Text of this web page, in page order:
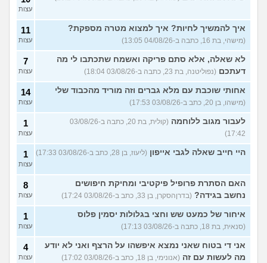
עצות
איך להמשיך לחיות? איך למצוא מטרה מספקת?
(מישהי, בת 16, כתבה ב-04/08/26 13:05)
11
עצות
לא שאלה, אלא סתם פריקה ואשמח שתכתבו לי מה
דעתכם (נפוליטנה, בת 23, כתבה ב-03/08/26 18:04)
7
עצות
אחותי שוכבת עם מלא גברים וזה מוריד מהכבוד שלי
(מישהו, בן 20, כתב ב-03/08/26 17:53)
14
עצות
לעבור מגוב ללוחמה
(קולית, בת 20, כתבה ב-03/08/26
17:42)
1
עצות
היי חייב שאלה לגבי אייפון (ליעוז, בן 28, כתב ב-03/08/26 17:33) 1
עצות
האם הסתרת פרופיל פיקטיבי ומחיקת חיפושים
נחשב בגידה? (בדרןהסקרן, בן 33, כתב ב-03/08/26 17:24)
8
עצות
איחור של כמעט שש וחצי בגלולות יסמין פלוס
(סנאית, בת 18, כתבה ב-03/08/26 17:13)
1
עצות
אני די בטוח שאני נמצא איפשהו על הרצף ואני לא יודע
מה לעשות עם זה (אנונימי, בן 18, כתב ב-03/08/26 17:02)
4
עצות